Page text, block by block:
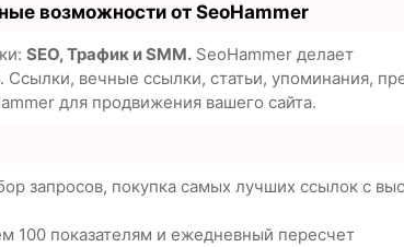
возможности от SeoHammer
SEO, Трафик и SMM. SeoHammer делает
вечные ссылки, статьи, упоминания,
для продвижения вашего сайта.
запросов, покупка самых лучших ссылок с
100 показателям и ежедневный пересчет